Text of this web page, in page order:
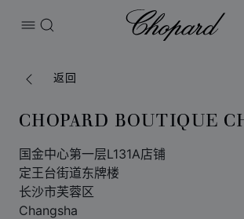
打开菜单
搜索
Chopard
返回
CHOPARD BOUTIQUE
国金中心第一层L131A店铺
定王台街道东牌楼
长沙市芙蓉区
Changsha